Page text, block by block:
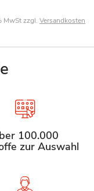
MwSt zzgl. Versandkosten
100.000
zur Auswahl